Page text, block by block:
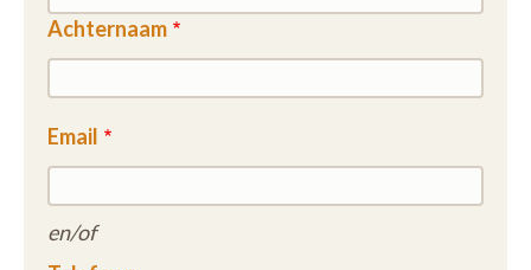
Achternaam
Email
en/of